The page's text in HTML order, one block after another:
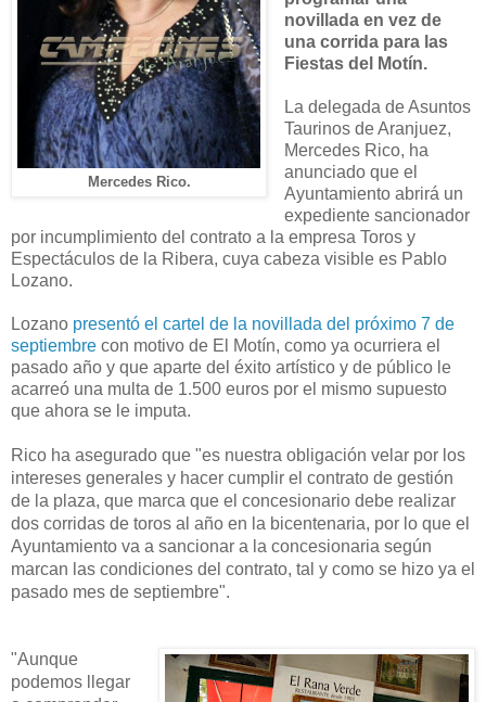
Mercedes Rico.
novillada en vez de
una corrida para las
Fiestas del Motín.
La delegada de Asuntos
Taurinos de Aranjuez,
Mercedes Rico, ha
anunciado que el
Ayuntamiento abrirá un
expediente sancionador
por incumplimiento del contrato a la empresa Toros y
Espectáculos de la Ribera, cuya cabeza visible es Pablo
Lozano.
Lozano presentó el cartel de la novillada del próximo 7 de
septiembre con motivo de El Motín, como ya ocurriera el
pasado año y que aparte del éxito artístico y de público le
acarreó una multa de 1.500 euros por el mismo supuesto
que ahora se le imputa.
Rico ha asegurado que "es nuestra obligación velar por los
intereses generales y hacer cumplir el contrato de gestión
de la plaza, que marca que el concesionario debe realizar
dos corridas de toros al año en la bicentenaria, por lo que el
Ayuntamiento va a sancionar a la concesionaria según
marcan las condiciones del contrato, tal y como se hizo ya el
pasado mes de septiembre".
"Aunque
podemos llegar